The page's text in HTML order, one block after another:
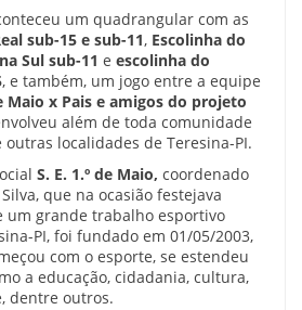
um quadrangular com as
sub-15 e sub-11, Escolinha do
Sul sub-11 e escolinha do
, e também, um jogo entre a equipe
Maio x Pais e amigos do projeto
além de toda comunidade
outras localidades de Teresina-PI.
S. E. 1.º de Maio, coordenado
que na ocasião festejava
um grande trabalho esportivo
PI, foi fundado em 01/05/2003,
com o esporte, se estendeu
a educação, cidadania, cultura,
dentre outros.